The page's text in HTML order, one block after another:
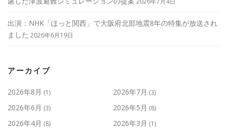
出演：NHK「ほっと関西」で大阪府北部地震8年の特集が放送され
ました 2026年6月19日
アーカイブ
2026年8月 (1) 2026年7月 (3)
2026年6月 (3) 2026年5月 (8)
2026年4月 (8) 2026年3月 (1)